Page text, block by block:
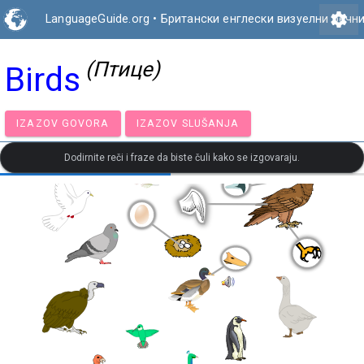
LanguageGuide.org • Британски енглески визуелниsettings
Birds (Птице)
IZAZOV GOVORA IZAZOV SLUŠANJA
Dodirnite reči i fraze da biste čuli kako se izgovaraju.